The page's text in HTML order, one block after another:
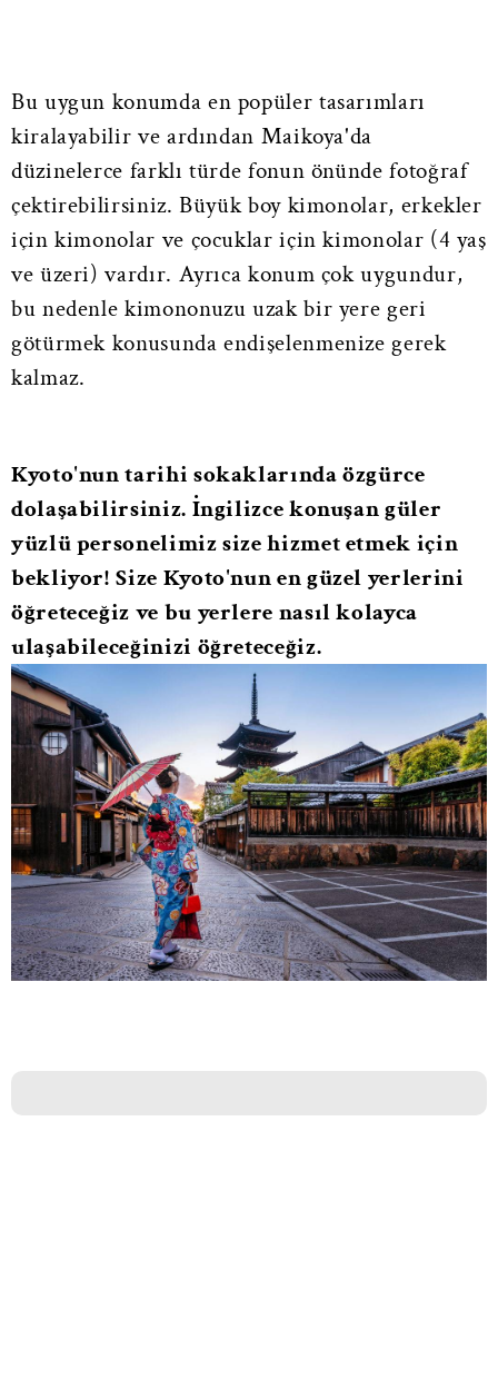
Bu uygun konumda en popüler tasarımları
kiralayabilir ve ardından Maikoya'da
düzinelerce farklı türde fonun önünde fotoğraf
çektirebilirsiniz. Büyük boy kimonolar, erkekler
için kimonolar ve çocuklar için kimonolar (4 yaş
ve üzeri) vardır. Ayrıca konum çok uygundur,
bu nedenle kimononuzu uzak bir yere geri
götürmek konusunda endişelenmenize gerek
kalmaz.
Kyoto'nun tarihi sokaklarında özgürce
dolaşabilirsiniz. İngilizce konuşan güler
yüzlü personelimiz size hizmet etmek için
bekliyor! Size Kyoto'nun en güzel yerlerini
öğreteceğiz ve bu yerlere nasıl kolayca
ulaşabileceğinizi öğreteceğiz.